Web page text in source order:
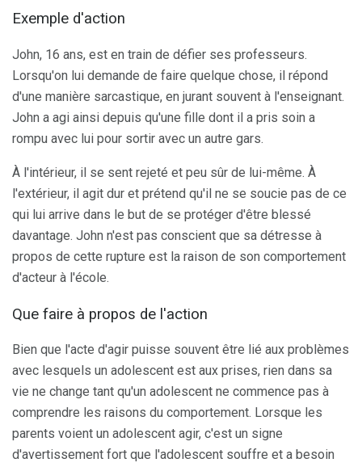
Exemple d'action
John, 16 ans, est en train de défier ses professeurs.
Lorsqu'on lui demande de faire quelque chose, il répond
d'une manière sarcastique, en jurant souvent à l'enseignant.
John a agi ainsi depuis qu'une fille dont il a pris soin a
rompu avec lui pour sortir avec un autre gars.
À l'intérieur, il se sent rejeté et peu sûr de lui-même. À
l'extérieur, il agit dur et prétend qu'il ne se soucie pas de ce
qui lui arrive dans le but de se protéger d'être blessé
davantage. John n'est pas conscient que sa détresse à
propos de cette rupture est la raison de son comportement
d'acteur à l'école.
Que faire à propos de l'action
Bien que l'acte d'agir puisse souvent être lié aux problèmes
avec lesquels un adolescent est aux prises, rien dans sa
vie ne change tant qu'un adolescent ne commence pas à
comprendre les raisons du comportement. Lorsque les
parents voient un adolescent agir, c'est un signe
d'avertissement fort que l'adolescent souffre et a besoin